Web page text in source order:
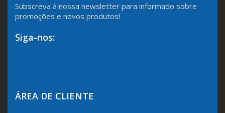
Subscreva à nossa newsletter para informado sobre
promoções e novos produtos!
Siga-nos:
ÁREA DE CLIENTE